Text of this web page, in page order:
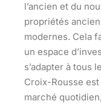
l’ancien et du
propriétés
modernes. Cela
un espace
s’adapter à tous
Croix-Rousse
marché